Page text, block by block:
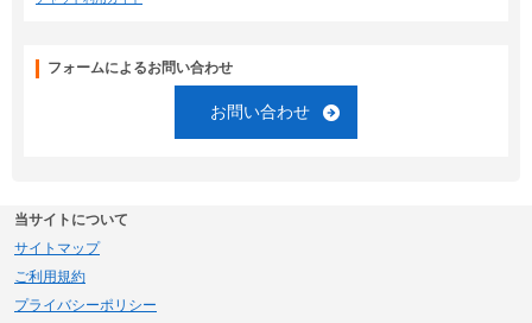
フォームによるお問い合わせ
お問い合わせ
当サイトについて
サイトマップ
ご利用規約
プライバシーポリシー